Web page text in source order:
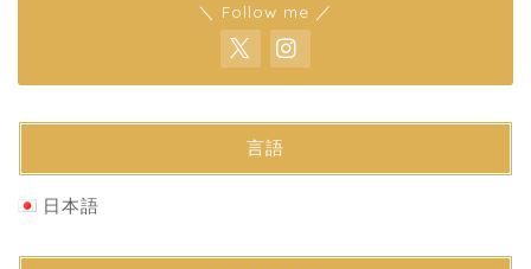
＼ Follow me ／
言語
日本語